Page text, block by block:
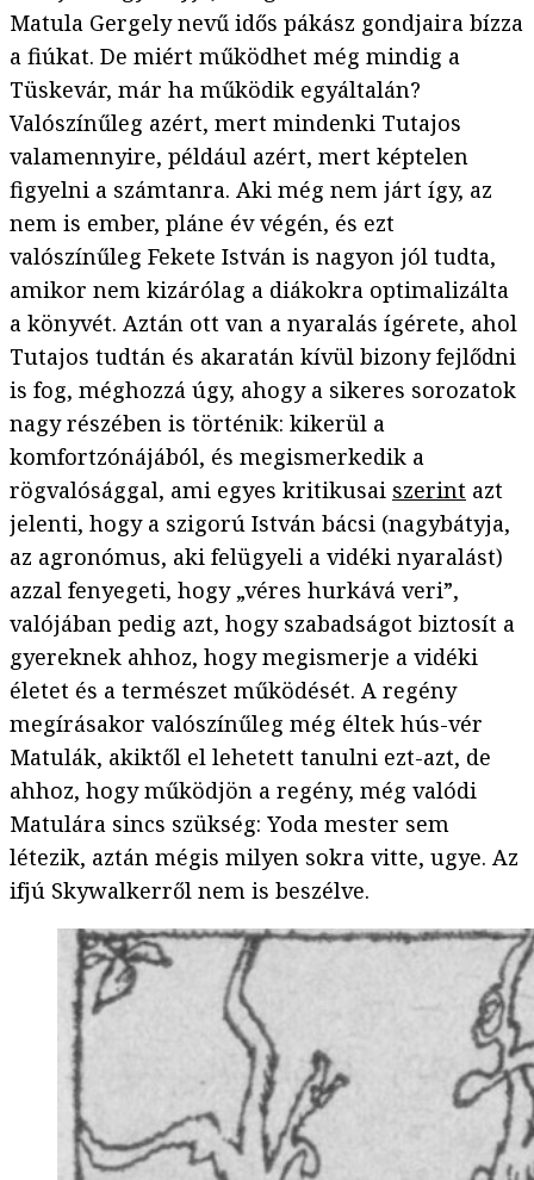
Matula Gergely nevű idős pákász gondjaira bízza
a fiúkat. De miért működhet még mindig a
Tüskevár, már ha működik egyáltalán?
Valószínűleg azért, mert mindenki Tutajos
valamennyire, például azért, mert képtelen
figyelni a számtanra. Aki még nem járt így, az
nem is ember, pláne év végén, és ezt
valószínűleg Fekete István is nagyon jól tudta,
amikor nem kizárólag a diákokra optimalizálta
a könyvét. Aztán ott van a nyaralás ígérete, ahol
Tutajos tudtán és akaratán kívül bizony fejlődni
is fog, méghozzá úgy, ahogy a sikeres sorozatok
nagy részében is történik: kikerül a
komfortzónájából, és megismerkedik a
rögvalósággal, ami egyes kritikusai szerint azt
jelenti, hogy a szigorú István bácsi (nagybátyja,
az agronómus, aki felügyeli a vidéki nyaralást)
azzal fenyegeti, hogy „véres hurkává veri”,
valójában pedig azt, hogy szabadságot biztosít a
gyereknek ahhoz, hogy megismerje a vidéki
életet és a természet működését. A regény
megírásakor valószínűleg még éltek hús-vér
Matulák, akiktől el lehetett tanulni ezt-azt, de
ahhoz, hogy működjön a regény, még valódi
Matulára sincs szükség: Yoda mester sem
létezik, aztán mégis milyen sokra vitte, ugye. Az
ifjú Skywalkerről nem is beszélve.